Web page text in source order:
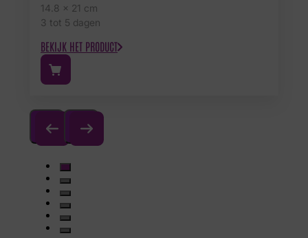
14.8 x 21 cm
3 tot 5 dagen
BEKIJK HET PRODUCT